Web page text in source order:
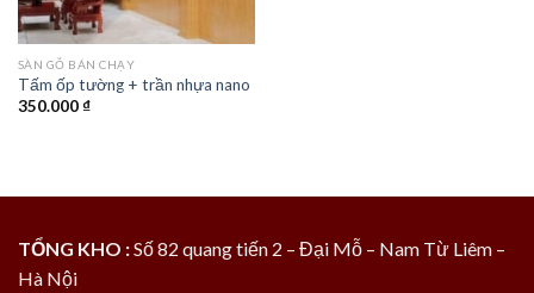
SÀN GỖ BÁN CHẠY
Tấm ốp tường + trần nhựa nano
350.000₫
TỔNG KHO :Số 82 quang tiến 2 – Đại Mỗ – Nam Từ Liêm –
Hà Nội